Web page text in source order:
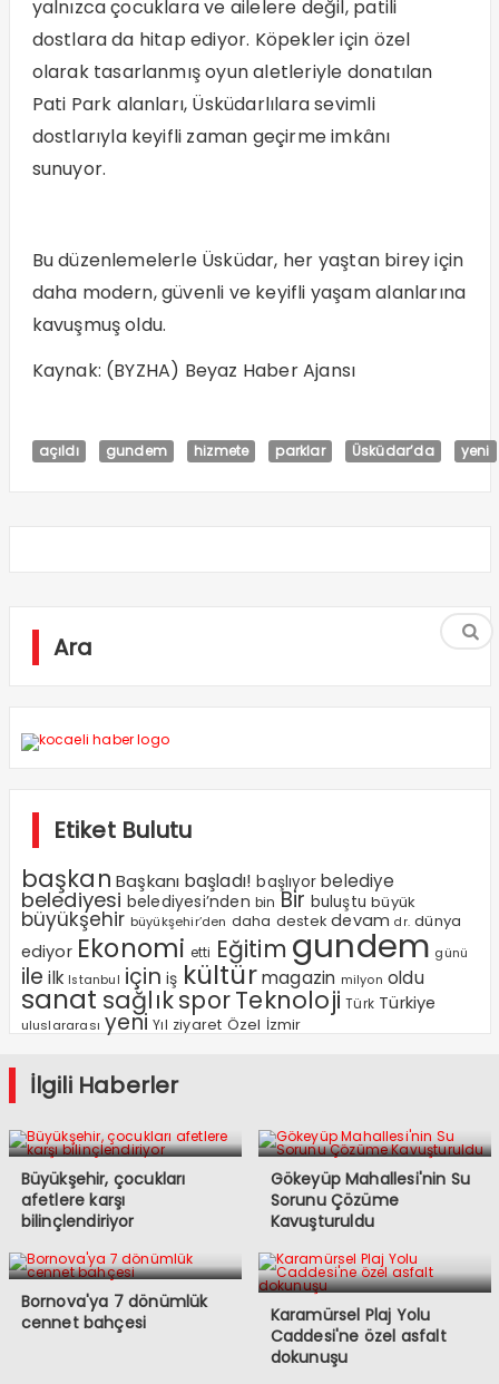
yalnızca çocuklara ve ailelere değil, patili
dostlara da hitap ediyor. Köpekler için özel
olarak tasarlanmış oyun aletleriyle donatılan
Pati Park alanları, Üsküdarlılara sevimli
dostlarıyla keyifli zaman geçirme imkânı
sunuyor.
Bu düzenlemelerle Üsküdar, her yaştan birey için
daha modern, güvenli ve keyifli yaşam alanlarına
kavuşmuş oldu.
Kaynak: (BYZHA) Beyaz Haber Ajansı
açıldı gundem hizmete parklar Üsküdar’da yeni
Ara
Etiket Bulutu
başkan Başkanı başladı! başlıyor belediye
belediyesi belediyesi’nden bin Bir buluştu büyük
büyükşehir büyükşehir’den daha destek devam dr. dünya
ediyor Ekonomi etti Eğitim gundem günü
ile ilk Istanbul için iş kültür magazin milyon oldu
sanat sağlıksporTeknoloji Türk Türkiye
uluslararası yeni Yıl ziyaret Özel İzmir
İlgili Haberler
Büyükşehir, çocukları
afetlere karşı
bilinçlendiriyor
Gökeyüp Mahallesi'nin Su
Sorunu Çözüme
Kavuşturuldu
Bornova'ya 7 dönümlük
cennet bahçesi
Karamürsel Plaj Yolu
Caddesi'ne özel asfalt
dokunuşu